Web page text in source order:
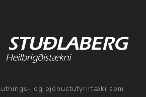
og þjónustufyrirtæki sem